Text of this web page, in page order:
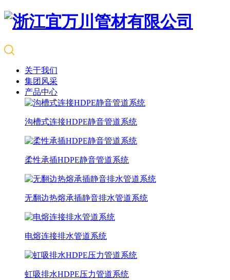
关于我们
集团风采
产品中心
沟槽式连接HDPE静音管道系统
柔性承插HDPE静音管道系统
无翻边热熔承插静音排水管道系统
电熔连接排水管道系统
虹吸排水HDPE压力管道系统